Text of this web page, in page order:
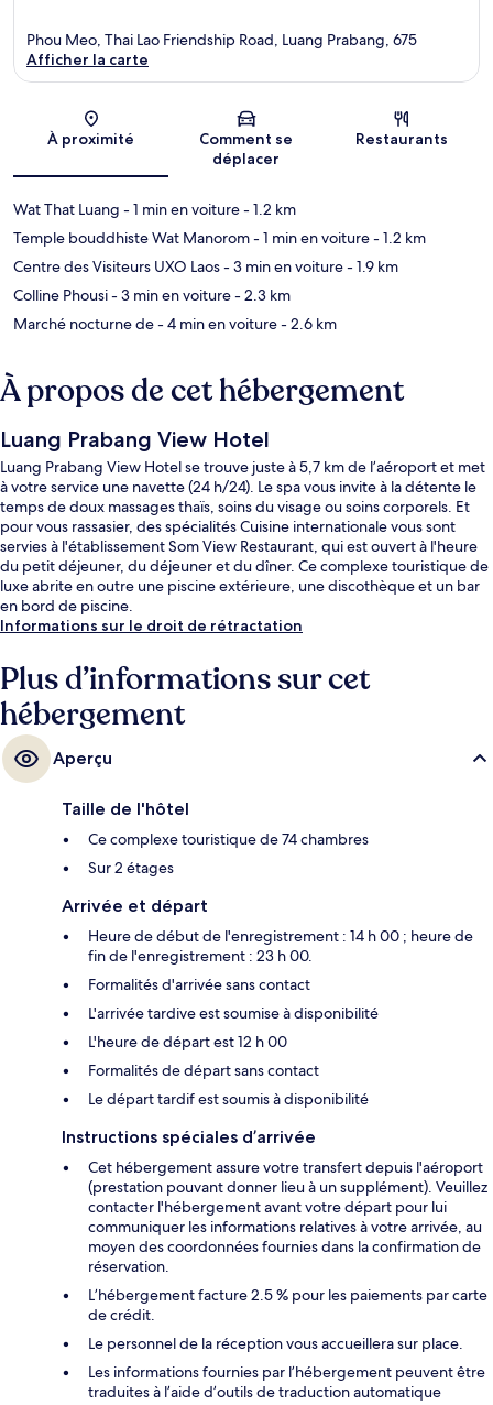
Carte
Phou Meo, Thai Lao Friendship Road, Luang Prabang, 675
Afficher la carte
À proximité
Comment se
déplacer
Restaurants
Wat That Luang - 1 min en voiture- 1.2 km
Temple bouddhiste Wat Manorom- 1 min en voiture- 1.2 km
Centre des Visiteurs UXO Laos- 3 min en voiture- 1.9 km
Colline Phousi- 3 min en voiture- 2.3 km
Marché nocturne de- 4 min en voiture- 2.6 km
À propos de cet hébergement
Luang Prabang View Hotel
Luang Prabang View Hotel se trouve juste à 5,7 km de l’aéroport et met
à votre service une navette (24 h/24). Le spa vous invite à la détente le
temps de doux massages thaïs, soins du visage ou soins corporels. Et
pour vous rassasier, des spécialités Cuisine internationale vous sont
servies à l'établissement Som View Restaurant, qui est ouvert à l'heure
du petit déjeuner, du déjeuner et du dîner. Ce complexe touristique de
luxe abrite en outre une piscine extérieure, une discothèque et un bar
en bord de piscine.
Informations sur le droit de rétractation
Plus d’informations sur cet
hébergement
Aperçu
Taille de l'hôtel
Ce complexe touristique de 74 chambres
Sur 2 étages
Arrivée et départ
Heure de début de l'enregistrement : 14 h 00 ; heure de
fin de l'enregistrement : 23 h 00.
Formalités d'arrivée sans contact
L'arrivée tardive est soumise à disponibilité
L'heure de départ est 12 h 00
Formalités de départ sans contact
Le départ tardif est soumis à disponibilité
Instructions spéciales d’arrivée
Cet hébergement assure votre transfert depuis l'aéroport
(prestation pouvant donner lieu à un supplément). Veuillez
contacter l'hébergement avant votre départ pour lui
communiquer les informations relatives à votre arrivée, au
moyen des coordonnées fournies dans la confirmation de
réservation.
L’hébergement facture 2.5 % pour les paiements par carte
de crédit.
Le personnel de la réception vous accueillera sur place.
Les informations fournies par l’hébergement peuvent être
traduites à l’aide d’outils de traduction automatique